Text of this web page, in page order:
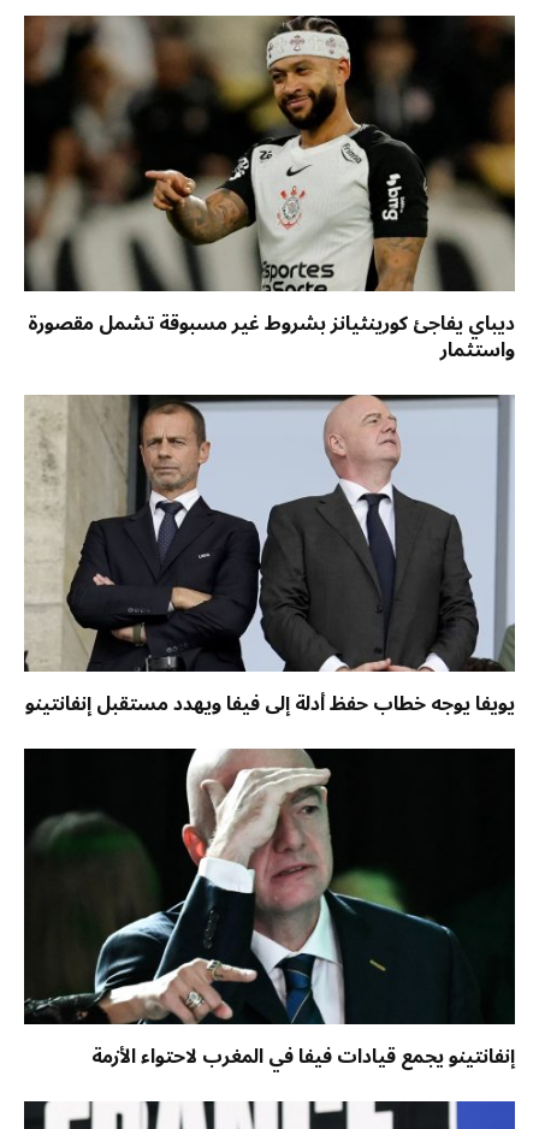
ديباي يفاجئ كورينثيانز بشروط غير مسبوقة تشمل مقصورة
واستثمار
يويفا يوجه خطاب حفظ أدلة إلى فيفا ويهدد مستقبل إنفانتينو
إنفانتينو يجمع قيادات فيفا في المغرب لاحتواء الأزمة